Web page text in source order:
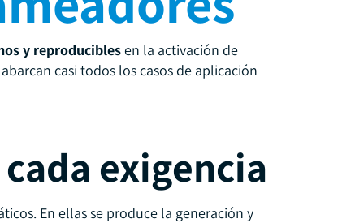
y reproduciblesen la activación de
casi todos los casos de aplicación
exigencia
En ellas se produce la generación y